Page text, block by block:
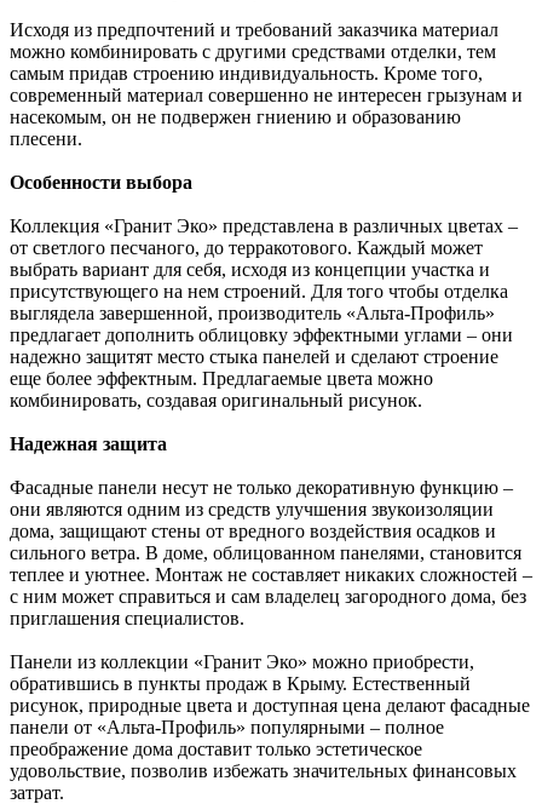
Исходя из предпочтений и требований заказчика материал
можно комбинировать с другими средствами отделки, тем
самым придав строению индивидуальность. Кроме того,
современный материал совершенно не интересен грызунам и
насекомым, он не подвержен гниению и образованию
плесени.
Особенности выбора
Коллекция «Гранит Эко» представлена в различных цветах –
от светлого песчаного, до терракотового. Каждый может
выбрать вариант для себя, исходя из концепции участка и
присутствующего на нем строений. Для того чтобы отделка
выглядела завершенной, производитель «Альта-Профиль»
предлагает дополнить облицовку эффектными углами – они
надежно защитят место стыка панелей и сделают строение
еще более эффектным. Предлагаемые цвета можно
комбинировать, создавая оригинальный рисунок.
Надежная защита
Фасадные панели несут не только декоративную функцию –
они являются одним из средств улучшения звукоизоляции
дома, защищают стены от вредного воздействия осадков и
сильного ветра. В доме, облицованном панелями, становится
теплее и уютнее. Монтаж не составляет никаких сложностей –
с ним может справиться и сам владелец загородного дома, без
приглашения специалистов.
Панели из коллекции «Гранит Эко» можно приобрести,
обратившись в пункты продаж в Крыму. Естественный
рисунок, природные цвета и доступная цена делают фасадные
панели от «Альта-Профиль» популярными – полное
преображение дома доставит только эстетическое
удовольствие, позволив избежать значительных финансовых
затрат.